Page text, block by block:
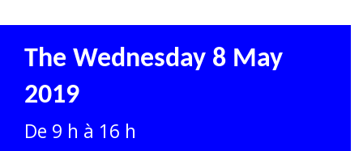
The Wednesday 8 May
2019
De 9 h à 16 h